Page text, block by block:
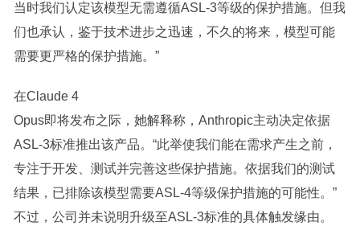
当时我们认定该模型无需遵循ASL-3等级的保护措施。但我
们也承认，鉴于技术进步之迅速，不久的将来，模型可能
需要更严格的保护措施。”
在Claude 4
Opus即将发布之际，她解释称，Anthropic主动决定依据
ASL-3标准推出该产品。“此举使我们能在需求产生之前，
专注于开发、测试并完善这些保护措施。依据我们的测试
结果，已排除该模型需要ASL-4等级保护措施的可能性。”
不过，公司并未说明升级至ASL-3标准的具体触发缘由。